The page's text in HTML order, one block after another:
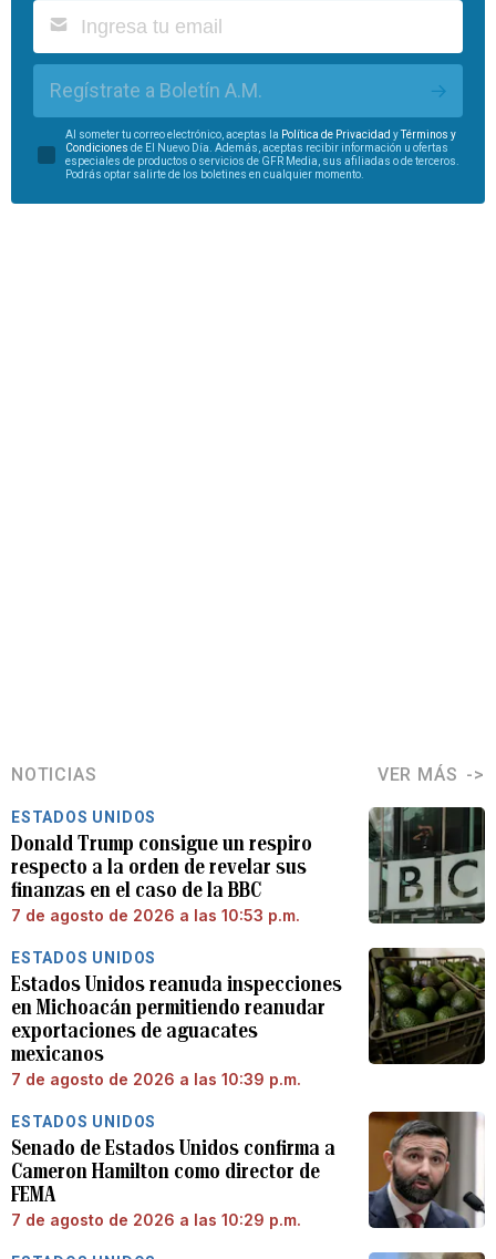
Regístrate a Boletín A.M.
Al someter tu correo electrónico, aceptas la Política de Privacidad yTérminos y
Condiciones de El Nuevo Día. Además, aceptas recibir información u ofertas
especiales de productos o servicios de GFR Media, sus afiliadas o de terceros.
Podrás optar salirte de los boletines en cualquier momento.
NOTICIAS VER MÁS
ESTADOS UNIDOS
Donald Trump consigue un respiro
respecto a la orden de revelar sus
finanzas en el caso de la BBC
7 de agosto de 2026 a las 10:53 p.m.
ESTADOS UNIDOS
Estados Unidos reanuda inspecciones
en Michoacán permitiendo reanudar
exportaciones de aguacates
mexicanos
7 de agosto de 2026 a las 10:39 p.m.
ESTADOS UNIDOS
Senado de Estados Unidos confirma a
Cameron Hamilton como director de
FEMA
7 de agosto de 2026 a las 10:29 p.m.